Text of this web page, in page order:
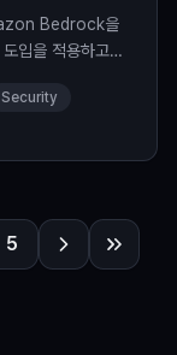
Bedrock을
입을 적용하고
, Private
해 인증과 비용을
Security
5